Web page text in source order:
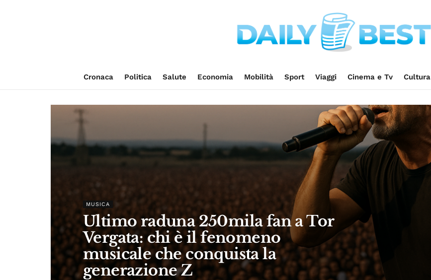
Cronaca Politica Salute Economia Mobilità Sport Viaggi Cinema e Tv Cultura
MUSICA
Ultimo raduna 250mila fan a Tor
Vergata: chi è il fenomeno
musicale che conquista la
generazione Z